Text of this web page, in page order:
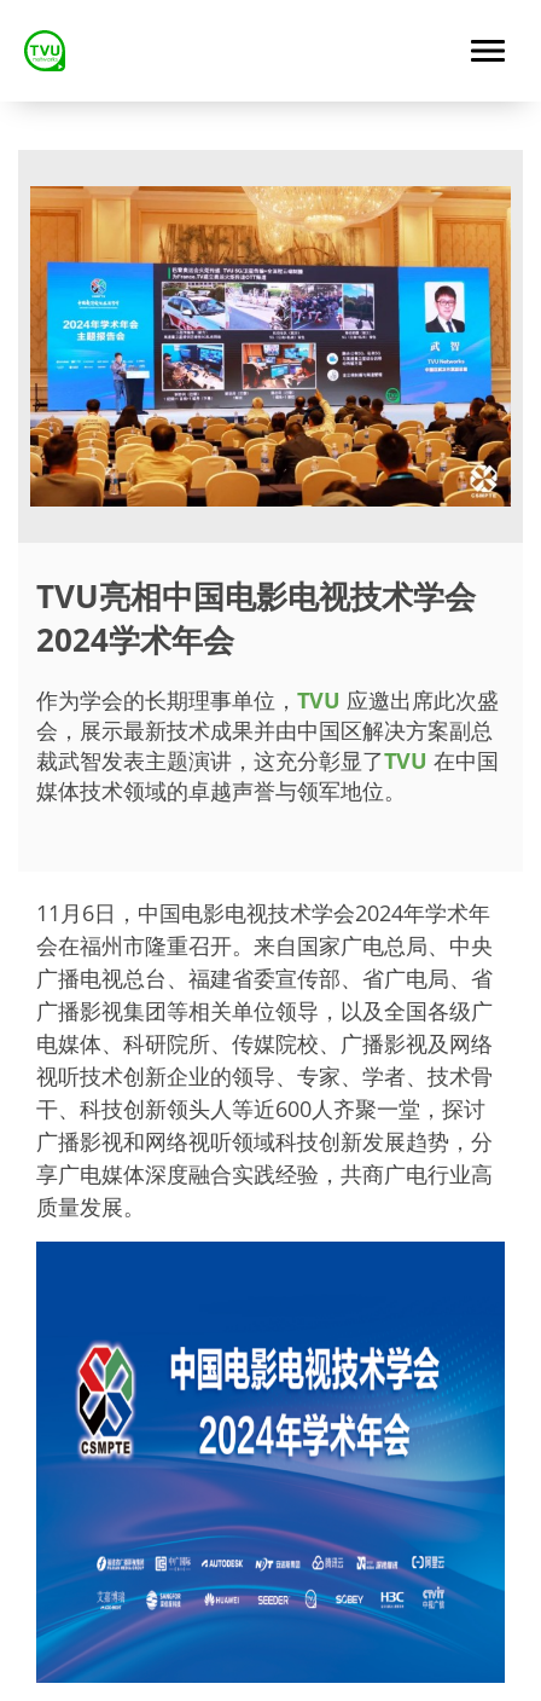
TVU亮相中国电影电视技术学会
2024学术年会
作为学会的长期理事单位， TVU 应邀出席此次盛
会，展示最新技术成果并由中国区解决方案副总
裁武智发表主题演讲，这充分彰显了TVU 在中国
媒体技术领域的卓越声誉与领军地位。
11月6日，中国电影电视技术学会2024年学术年
会在福州市隆重召开。来自国家广电总局、中央
广播电视总台、福建省委宣传部、省广电局、省
广播影视集团等相关单位领导，以及全国各级广
电媒体、科研院所、传媒院校、广播影视及网络
视听技术创新企业的领导、专家、学者、技术骨
干、科技创新领头人等近600人齐聚一堂，探讨
广播影视和网络视听领域科技创新发展趋势，分
享广电媒体深度融合实践经验，共商广电行业高
质量发展。